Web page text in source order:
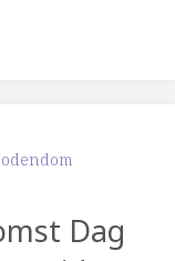
Dag